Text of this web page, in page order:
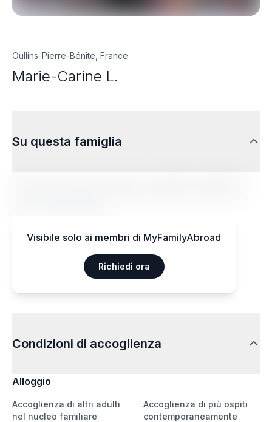
Oullins-Pierre-Bénite, France
Marie-Carine L.
Su questa famiglia
Visibile solo ai membri di MyFamilyAbroad
Richiedi ora
Condizioni di accoglienza
Alloggio
Accoglienza di altri adulti
nel nucleo familiare
Accoglienza di più ospiti
contemporaneamente